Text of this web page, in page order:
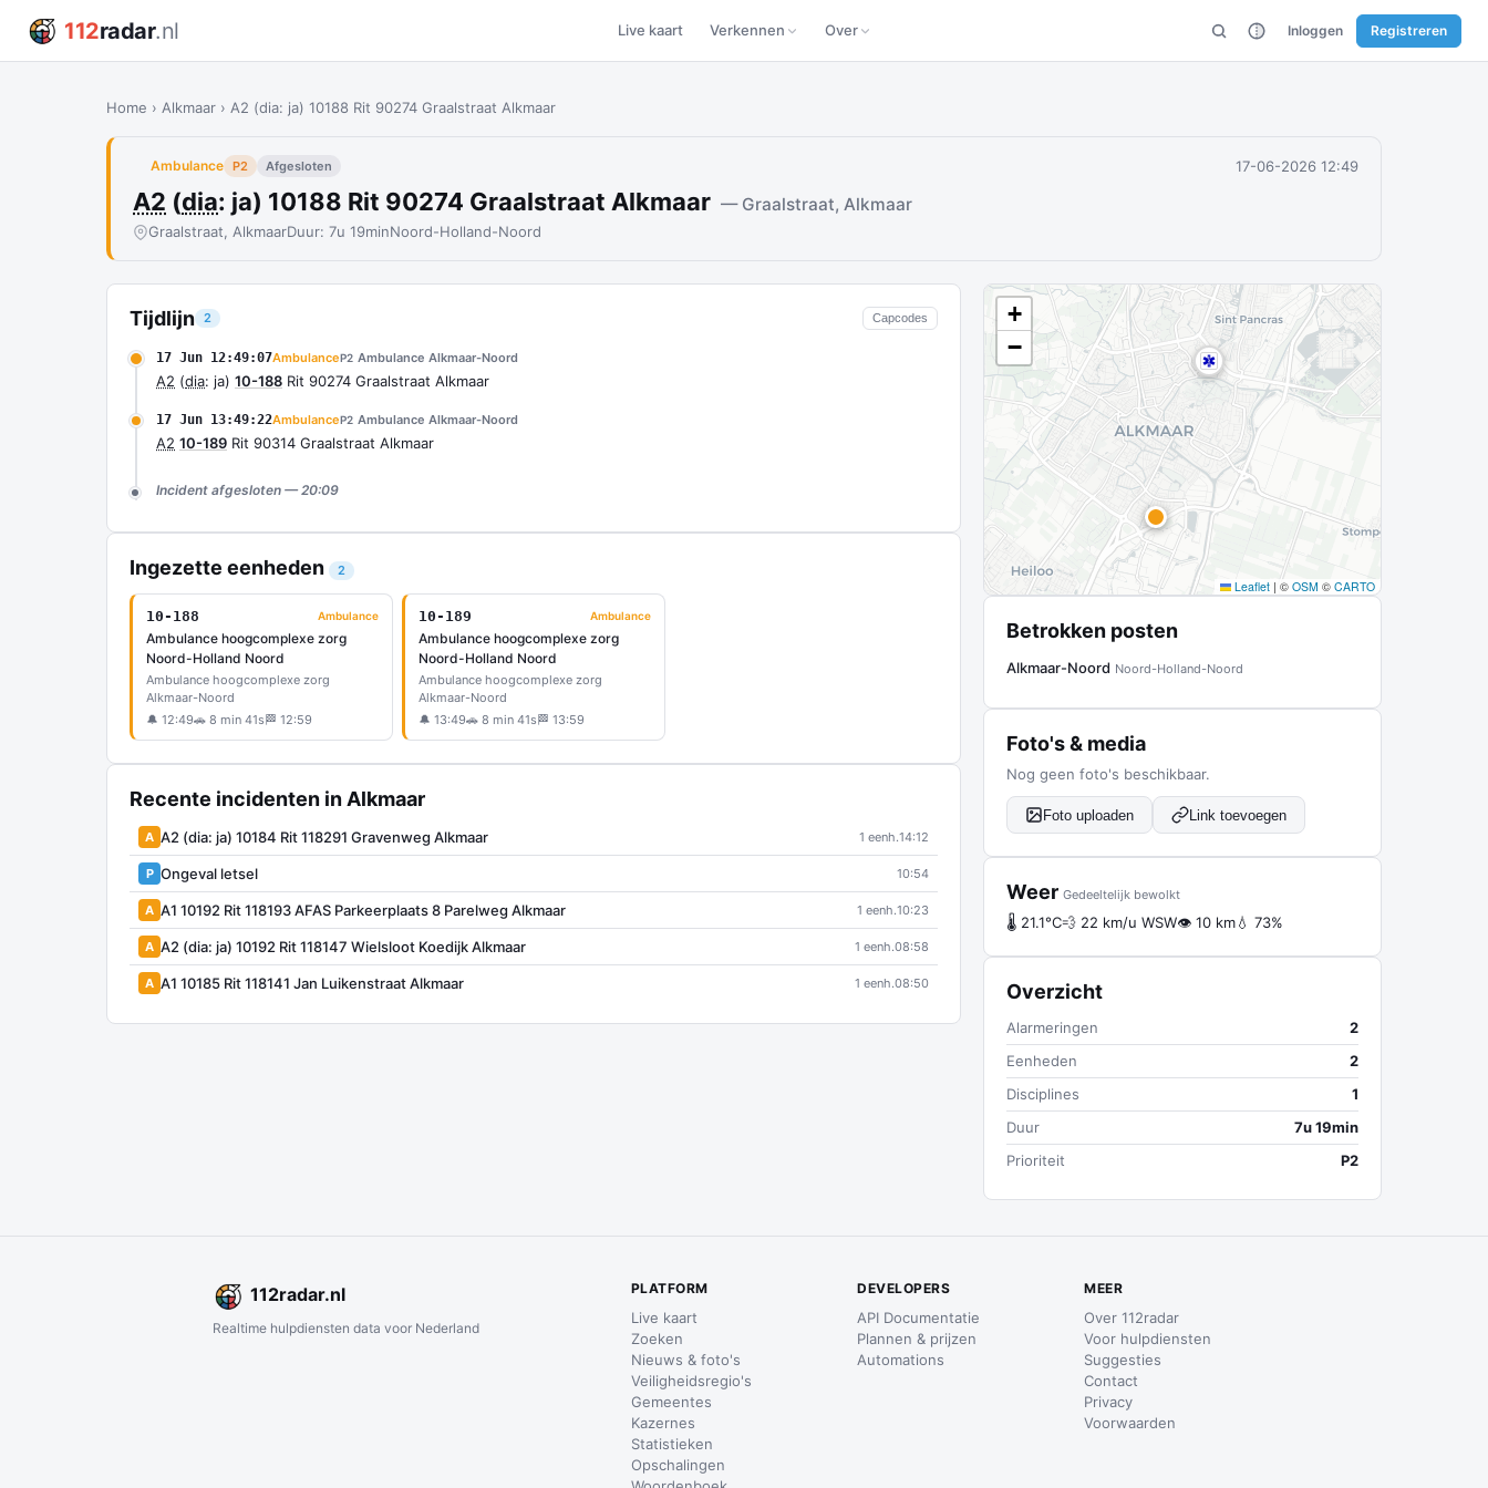
112radar.nl Live kaart Verkennen Over Inloggen Registreren
Home › Alkmaar › A2 (dia: ja) 10188 Rit 90274 Graalstraat Alkmaar
Ambulance P2 Afgesloten 17-06-2026 12:49
A2 (dia: ja) 10188 Rit 90274 Graalstraat Alkmaar — Graalstraat, Alkmaar
Graalstraat, AlkmaarDuur: 7u 19minNoord-Holland-Noord
Tijdlijn 2 Capcodes
17 Jun 12:49:07AmbulanceP2 Ambulance Alkmaar-Noord
A2 (dia: ja) 10-188 Rit 90274 Graalstraat Alkmaar
17 Jun 13:49:22AmbulanceP2 Ambulance Alkmaar-Noord
A2 10-189 Rit 90314 Graalstraat Alkmaar
Incident afgesloten — 20:09
Ingezette eenheden 2
10-188 Ambulance
Ambulance hoogcomplexe zorg
Noord-Holland Noord
Ambulance hoogcomplexe zorg
Alkmaar-Noord
🔔 12:49🚗 8 min 41s 🏁 12:59
10-189 Ambulance
Ambulance hoogcomplexe zorg
Noord-Holland Noord
Ambulance hoogcomplexe zorg
Alkmaar-Noord
🔔 13:49🚗 8 min 41s 🏁 13:59
Recente incidenten in Alkmaar
A A2 (dia: ja) 10184 Rit 118291 Gravenweg Alkmaar 1 eenh.14:12
P Ongeval letsel 10:54
A A1 10192 Rit 118193 AFAS Parkeerplaats 8 Parelweg Alkmaar 1 eenh.10:23
A A2 (dia: ja) 10192 Rit 118147 Wielsloot Koedijk Alkmaar 1 eenh.08:58
A A1 10185 Rit 118141 Jan Luikenstraat Alkmaar 1 eenh.08:50
+
−
Leaflet | © OSM © CARTO
Betrokken posten
Alkmaar-Noord Noord-Holland-Noord
Foto's & media
Nog geen foto's beschikbaar.
Foto uploaden Link toevoegen
Weer Gedeeltelijk bewolkt
🌡 21.1°C💨 22 km/u WSW👁 10 km💧 73%
Overzicht
Alarmeringen
2
Eenheden
2
Disciplines
1
Duur
7u 19min
Prioriteit
P2
112radar.nl
Realtime hulpdiensten data voor Nederland
PLATFORM
Live kaart
Zoeken
Nieuws & foto's
Veiligheidsregio's
Gemeentes
Kazernes
Statistieken
Opschalingen
DEVELOPERS
API Documentatie
Plannen & prijzen
Automations
MEER
Over 112radar
Voor hulpdiensten
Suggesties
Contact
Privacy
Voorwaarden